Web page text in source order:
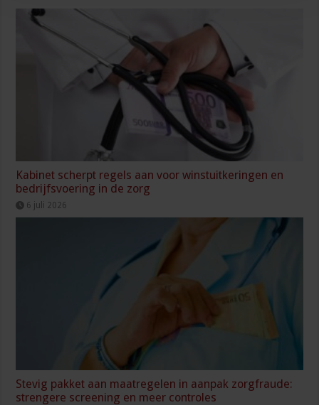
Kabinet scherpt regels aan voor winstuitkeringen en
bedrijfsvoering in de zorg
6 juli 2026
Stevig pakket aan maatregelen in aanpak zorgfraude:
strengere screening en meer controles